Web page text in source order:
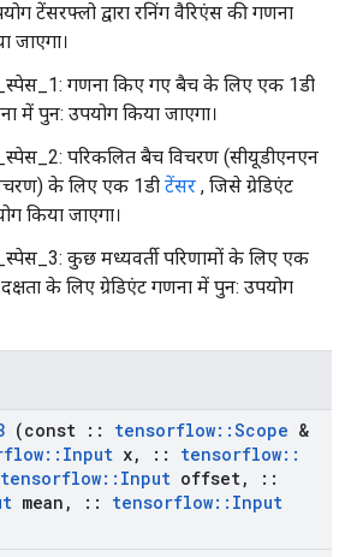
टेंसरफ्लो द्वारा रनिंग वैरिएंस की गणना
जाएगा।
गणना किए गए बैच के लिए एक 1डी
में पुन: उपयोग किया जाएगा।
परिकलित बैच विचरण (सीयूडीएनएन
के लिए एक 1डी टेंसर , जिसे ग्रेडिएंट
किया जाएगा।
कुछ मध्यवर्ती परिणामों के लिए एक
के लिए ग्रेडिएंट गणना में पुन: उपयोग
(const :: tensorflow::Scope &
:: Input x, :: tensorflow::
tensorflow:: Input offset,
::
mean , :: tensorflow:: Input